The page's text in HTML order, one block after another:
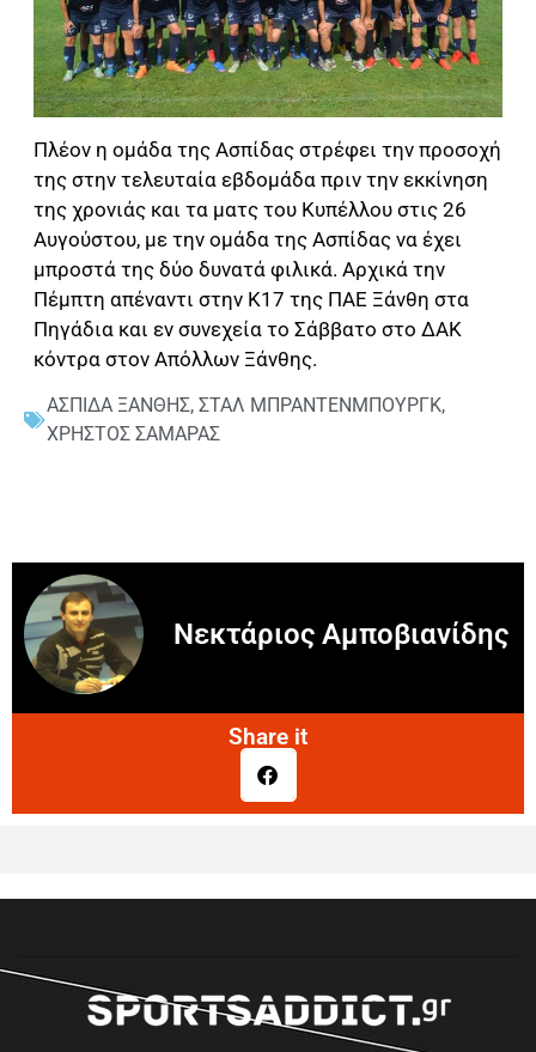
Πλέον η ομάδα της Ασπίδας στρέφει την προσοχή
της στην τελευταία εβδομάδα πριν την εκκίνηση
της χρονιάς και τα ματς του Κυπέλλου στις 26
Αυγούστου, με την ομάδα της Ασπίδας να έχει
μπροστά της δύο δυνατά φιλικά. Αρχικά την
Πέμπτη απέναντι στην Κ17 της ΠΑΕ Ξάνθη στα
Πηγάδια και εν συνεχεία το Σάββατο στο ΔΑΚ
κόντρα στον Απόλλων Ξάνθης.
ΑΣΠΙΔΑ ΞΑΝΘΗΣ, ΣΤΑΛ ΜΠΡΑΝΤΕΝΜΠΟΥΡΓΚ,
ΧΡΗΣΤΟΣ ΣΑΜΑΡΑΣ
Νεκτάριος Αμποβιανίδης
Share it